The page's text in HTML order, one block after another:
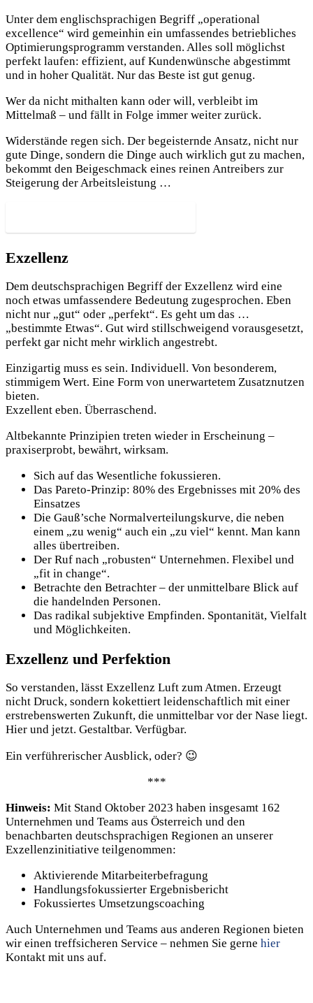
Unter dem englischsprachigen Begriff „operational
excellence“ wird gemeinhin ein umfassendes betriebliches
Optimierungsprogramm verstanden. Alles soll möglichst
perfekt laufen: effizient, auf Kundenwünsche abgestimmt
und in hoher Qualität. Nur das Beste ist gut genug.
Wer da nicht mithalten kann oder will, verbleibt im
Mittelmaß – und fällt in Folge immer weiter zurück.
Widerstände regen sich. Der begeisternde Ansatz, nicht nur
gute Dinge, sondern die Dinge auch wirklich gut zu machen,
bekommt den Beigeschmack eines reinen Antreibers zur
Steigerung der Arbeitsleistung …
Exzellenz
Dem deutschsprachigen Begriff der Exzellenz wird eine
noch etwas umfassendere Bedeutung zugesprochen. Eben
nicht nur „gut“ oder „perfekt“. Es geht um das …
„bestimmte Etwas“. Gut wird stillschweigend vorausgesetzt,
perfekt gar nicht mehr wirklich angestrebt.
Einzigartig muss es sein. Individuell. Von besonderem,
stimmigem Wert. Eine Form von unerwartetem Zusatznutzen
bieten.
Exzellent eben. Überraschend.
Altbekannte Prinzipien treten wieder in Erscheinung –
praxiserprobt, bewährt, wirksam.
Sich auf das Wesentliche fokussieren.
Das Pareto-Prinzip: 80% des Ergebnisses mit 20% des
Einsatzes
Die Gauß’sche Normalverteilungskurve, die neben
einem „zu wenig“ auch ein „zu viel“ kennt. Man kann
alles übertreiben.
Der Ruf nach „robusten“ Unternehmen. Flexibel und
„fit in change“.
Betrachte den Betrachter – der unmittelbare Blick auf
die handelnden Personen.
Das radikal subjektive Empfinden. Spontanität, Vielfalt
und Möglichkeiten.
Exzellenz und Perfektion
So verstanden, lässt Exzellenz Luft zum Atmen. Erzeugt
nicht Druck, sondern kokettiert leidenschaftlich mit einer
erstrebenswerten Zukunft, die unmittelbar vor der Nase liegt.
Hier und jetzt. Gestaltbar. Verfügbar.
Ein verführerischer Ausblick, oder? 😉
***
Hinweis: Mit Stand Oktober 2023 haben insgesamt 162
Unternehmen und Teams aus Österreich und den
benachbarten deutschsprachigen Regionen an unserer
Exzellenzinitiative teilgenommen:
Aktivierende Mitarbeiterbefragung
Handlungsfokussierter Ergebnisbericht
Fokussiertes Umsetzungscoaching
Auch Unternehmen und Teams aus anderen Regionen bieten
wir einen treffsicheren Service – nehmen Sie gerne hier
Kontakt mit uns auf.